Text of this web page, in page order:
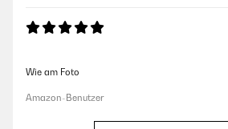
Wie am Foto
Amazon-Benutzer